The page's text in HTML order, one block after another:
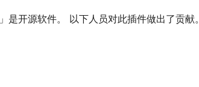
是开源软件。 以下人员对此插件做出了贡献。